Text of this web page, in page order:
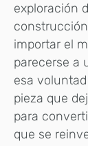
exploración
importar el
parecerse a
esa
pieza que
para
que se